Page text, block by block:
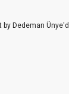
by Dedeman